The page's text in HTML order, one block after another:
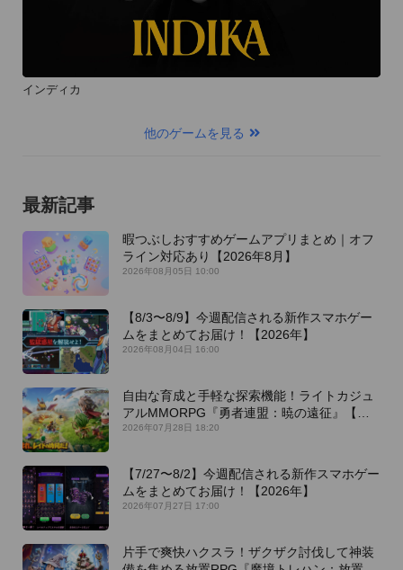
インディカ
他のゲームを見る
最新記事
暇つぶしおすすめゲームアプリまとめ｜オフ
ライン対応あり【2026年8月】
2026年08月05日 10:00
【8/3〜8/9】今週配信される新作スマホゲー
ムをまとめてお届け！【2026年】
2026年08月04日 16:00
自由な育成と手軽な探索機能！ライトカジュ
アルMMORPG『勇者連盟：暁の遠征』【最
新作PICKUP】
2026年07月28日 18:20
【7/27〜8/2】今週配信される新作スマホゲー
ムをまとめてお届け！【2026年】
2026年07月27日 17:00
片手で爽快ハクスラ！ザクザク討伐して神装